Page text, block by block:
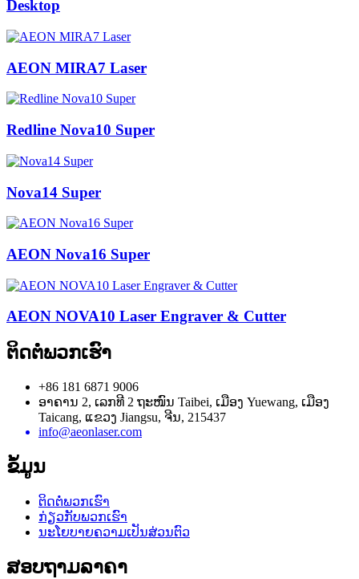
Desktop
AEON MIRA7 Laser
Redline Nova10 Super
Nova14 Super
AEON Nova16 Super
AEON NOVA10 Laser Engraver & Cutter
ຕິດຕໍ່ພວກເຮົາ
+86 181 6871 9006
ອາຄານ 2, ເລກທີ 2 ຖະໜົນ Taibei, ເມືອງ Yuewang, ເມືອງ
Taicang, ແຂວງ Jiangsu, ຈີນ, 215437
info@aeonlaser.com
ຂໍ້ມູນ
ຕິດຕໍ່ພວກເຮົາ
ກ່ຽວກັບພວກເຮົາ
ນະໂຍບາຍຄວາມເປັນສ່ວນຕົວ
ສອບຖາມລາຄາ